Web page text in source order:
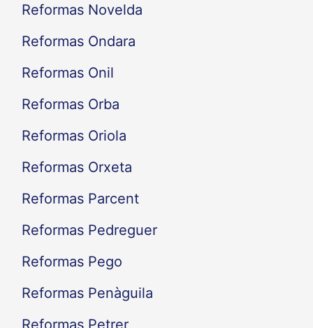
Reformas Novelda
Reformas Ondara
Reformas Onil
Reformas Orba
Reformas Oriola
Reformas Orxeta
Reformas Parcent
Reformas Pedreguer
Reformas Pego
Reformas Penàguila
Reformas Petrer